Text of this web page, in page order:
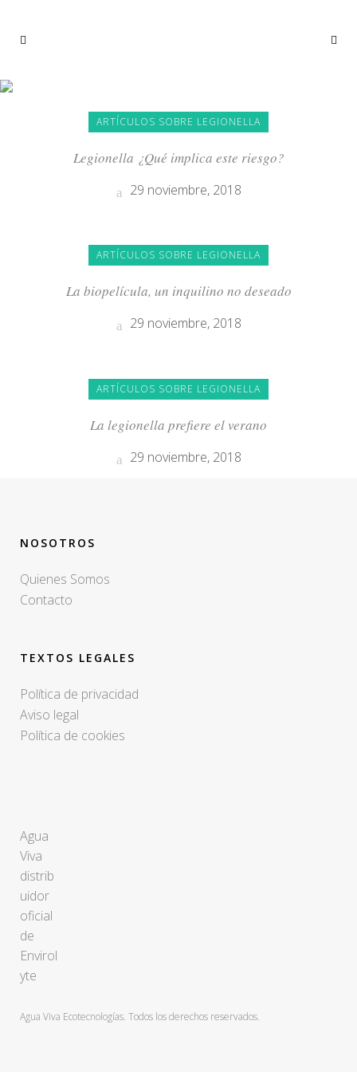
ARTÍCULOS SOBRE LEGIONELLA
Legionella ¿Qué implica este riesgo?
29 noviembre, 2018
ARTÍCULOS SOBRE LEGIONELLA
La biopelícula, un inquilino no deseado
29 noviembre, 2018
ARTÍCULOS SOBRE LEGIONELLA
La legionella prefiere el verano
29 noviembre, 2018
NOSOTROS
Quienes Somos
Contacto
TEXTOS LEGALES
Política de privacidad
Aviso legal
Política de cookies
Agua
Viva
distrib
uidor
oficial
de
Envirol
yte
Agua Viva Ecotecnologías. Todos los derechos reservados.